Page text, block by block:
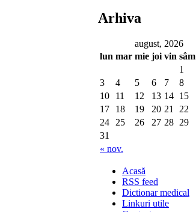
Arhiva
august, 2026
lun mar mie joi vin sâm
« nov.
1
3
4 5 6 7 8
10
11 12 13 14 15
17
18 19 20 21 22
24
25 26 27 28 29
31
Acasă
RSS feed
Dictionar medical
Linkuri utile